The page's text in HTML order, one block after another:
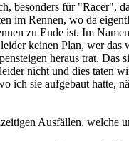
besonders für "Racer",
im Rennen, wo da
zu Ende ist. Im
keinen Plan, wer das
heraus trat.
nicht und dies taten
ich sie aufgebaut hatte,
Ausfällen, welche